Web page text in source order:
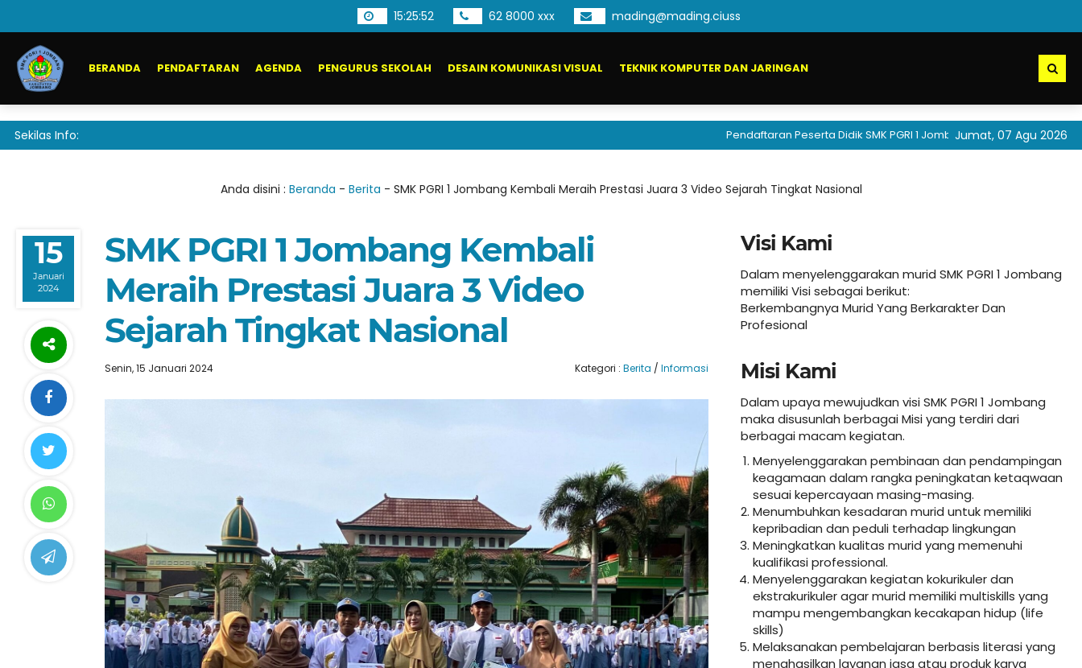
15:25:53 62 8000 xxx mading@mading.ciuss
BERANDA PENDAFTARAN AGENDA PENGURUS SEKOLAH DESAIN KOMUNIKASI VISUAL TEKNIK KOMPUTER DAN JARINGAN
Sekilas Info: Jumat, 07 Agu 2026
Pendaftaran Peserta Didik SMK PGRI 1 Jombang akan segera dibuka
Anda disini : Beranda - Berita - SMK PGRI 1 Jombang Kembali Meraih Prestasi Juara 3 Video Sejarah Tingkat Nasional
15
Januari
2024
SMK PGRI 1 Jombang Kembali
Meraih Prestasi Juara 3 Video
Sejarah Tingkat Nasional
Senin, 15 Januari 2024 Kategori :Berita /Informasi
Visi Kami
Dalam menyelenggarakan murid SMK PGRI 1 Jombang
memiliki Visi sebagai berikut:
Berkembangnya Murid Yang Berkarakter Dan
Profesional
Misi Kami
Dalam upaya mewujudkan visi SMK PGRI 1 Jombang
maka disusunlah berbagai Misi yang terdiri dari
berbagai macam kegiatan.
Menyelenggarakan pembinaan dan pendampingan
keagamaan dalam rangka peningkatan ketaqwaan
sesuai kepercayaan masing-masing.
Menumbuhkan kesadaran murid untuk memiliki
kepribadian dan peduli terhadap lingkungan
Meningkatkan kualitas murid yang memenuhi
kualifikasi professional.
Menyelenggarakan kegiatan kokurikuler dan
ekstrakurikuler agar murid memiliki multiskills yang
mampu mengembangkan kecakapan hidup (life
skills)
Melaksanakan pembelajaran berbasis literasi yang
menghasilkan layanan jasa atau produk karya